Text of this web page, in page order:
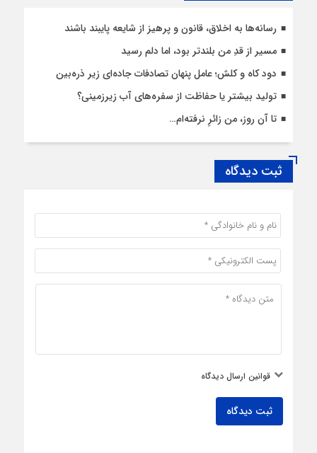
رسانه‌ها به اخلاق، قانون و پرهیز از شایعه پایبند باشند
مسیر از قدِ من بلندتر بود، اما دلم رسید
دود کاه و کلش؛ عامل پنهان تصادفات جاده‌ای زیر ذره‌بین
تولید بیشتر یا حفاظت از سفره‌های آب زیرزمینی؟
تا آن روز، من زائرِ نرفته‌ام…
ثبت دیدگاه
قوانین ارسال دیدگاه
ثبت دیدگاه